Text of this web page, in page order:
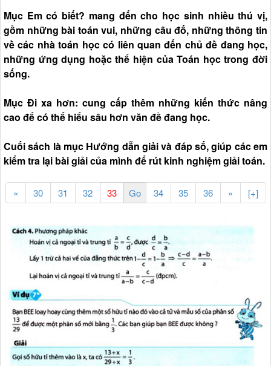
Mục Em có biết? mang đến cho học sinh nhiều thú vị,
gồm những bài toán vui, những câu đố, những thông tin
về các nhà toán học có liên quan đến chủ đề đang học,
những ứng dụng hoặc thể hiện của Toán học trong đời
sống.
Mục Đi xa hơn: cung cấp thêm những kiến thức nâng
cao để có thể hiểu sâu hơn văn đề đang học.
Cuối sách là mục Hướng dẫn giải và đáp số, giúp các em
kiểm tra lại bài giải của mình để rút kinh nghiệm giải toán.
« 30 31 32 34 35 36 » [+]